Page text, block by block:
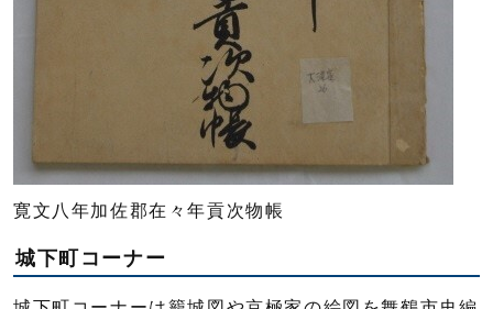
寛文八年加佐郡在々年貢次物帳
城下町コーナー